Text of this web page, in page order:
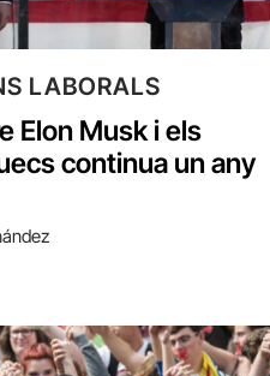
LABORALS
Elon Musk i els
continua un any